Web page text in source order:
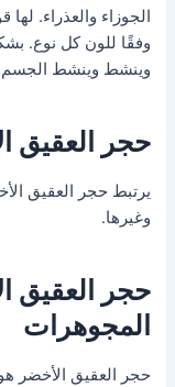
الجوزاء والعذراء.
وفقًا للون كل نوع.
وينشط وينشط
حجر العقيق
يرتبط حجر العقيق
وغيرها.
حجر العقيق
المجوهرات
حجر العقيق الأخضر